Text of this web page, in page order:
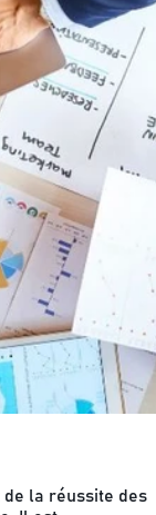
la réussite des